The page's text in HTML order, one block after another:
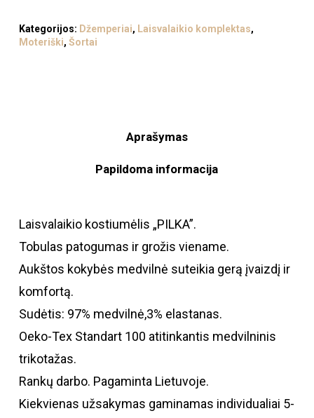
Kategorijos: Džemperiai, Laisvalaikio komplektas,
Moteriški, Šortai
Aprašymas
Papildoma informacija
Laisvalaikio kostiumėlis „PILKA”.
Tobulas patogumas ir grožis viename.
Aukštos kokybės medvilnė suteikia gerą įvaizdį ir
komfortą.
Sudėtis: 97% medvilnė,3% elastanas.
Oeko-Tex Standart 100 atitinkantis medvilninis
trikotažas.
Rankų darbo. Pagaminta Lietuvoje.
Kiekvienas užsakymas gaminamas individualiai 5-